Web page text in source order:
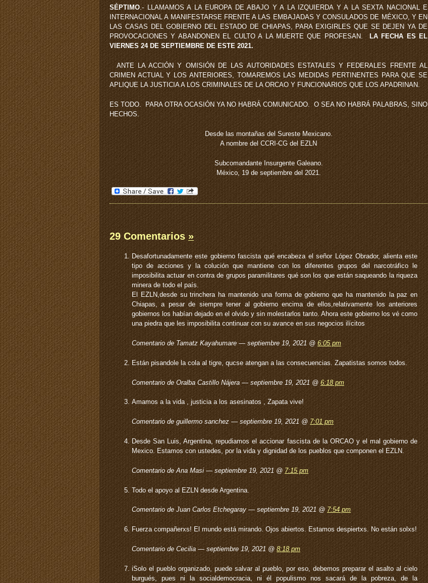
SÉPTIMO.- LLAMAMOS A LA EUROPA DE ABAJO Y A LA IZQUIERDA Y A LA SEXTA NACIONAL E
INTERNACIONAL A MANIFESTARSE FRENTE A LAS EMBAJADAS Y CONSULADOS DE MÉXICO, Y EN
LAS CASAS DEL GOBIERNO DEL ESTADO DE CHIAPAS, PARA EXIGIRLES QUE SE DEJEN YA DE
PROVOCACIONES Y ABANDONEN EL CULTO A LA MUERTE QUE PROFESAN.
LA FECHA ES EL
VIERNES 24 DE SEPTIEMBRE DE ESTE 2021.
ANTE LA ACCIÓN Y OMISIÓN DE LAS AUTORIDADES ESTATALES Y FEDERALES FRENTE AL
CRIMEN ACTUAL Y LOS ANTERIORES, TOMAREMOS LAS MEDIDAS PERTINENTES PARA QUE SE
APLIQUE LA JUSTICIA A LOS CRIMINALES DE LA ORCAO Y FUNCIONARIOS QUE LOS APADRINAN.
ES TODO. PARA OTRA OCASIÓN YA NO HABRÁ COMUNICADO. O SEA NO HABRÁ PALABRAS, SINO
HECHOS.
Desde las montañas del Sureste Mexicano.
A nombre del CCRI-CG del EZLN
Subcomandante Insurgente Galeano.
México, 19 de septiembre del 2021.
29 Comentarios »
Desafortunadamente este gobierno fascista qué encabeza el señor López Obrador, alienta este
tipo de acciones y la colución que mantiene con los diferentes grupos del narcotráfico le
imposibilita actuar en contra de grupos paramilitares qué son los que están saqueando la riqueza
minera de todo el país.
El EZLN,desde su trinchera ha mantenido una forma de gobierno que ha mantenido la paz en
Chiapas, a pesar de siempre tener al gobierno encima de ellos,relativamente los anteriores
gobiernos los habían dejado en el olvido y sin molestarlos tanto. Ahora este gobierno los vé como
una piedra que les imposibilita continuar con su avance en sus negocios ilícitos
Comentario de Tamatz Kayahumare — septiembre 19, 2021 @ 6:05 pm
Están pisandole la cola al tigre, qucse atengan a las consecuencias. Zapatistas somos todos.
Comentario de Oralba Castillo Nájera — septiembre 19, 2021 @ 6:18 pm
Amamos a la vida , justicia a los asesinatos , Zapata vive!
Comentario de guillermo sanchez — septiembre 19, 2021 @ 7:01 pm
Desde San Luis, Argentina, repudiamos el accionar fascista de la ORCAO y el mal gobierno de
Mexico. Estamos con ustedes, por la vida y dignidad de los pueblos que componen el EZLN.
Comentario de Ana Masi — septiembre 19, 2021 @ 7:15 pm
Todo el apoyo al EZLN desde Argentina.
Comentario de Juan Carlos Etchegaray — septiembre 19, 2021 @ 7:54 pm
Fuerza compañerxs! El mundo está mirando. Ojos abiertos. Estamos despiertxs. No están solxs!
Comentario de Cecilia — septiembre 19, 2021 @ 8:18 pm
iSolo el pueblo organizado, puede salvar al pueblo, por eso, debemos preparar el asalto al cielo
burgués, pues ni la socialdemocracia, ni él populismo nos sacará de la pobreza, de la